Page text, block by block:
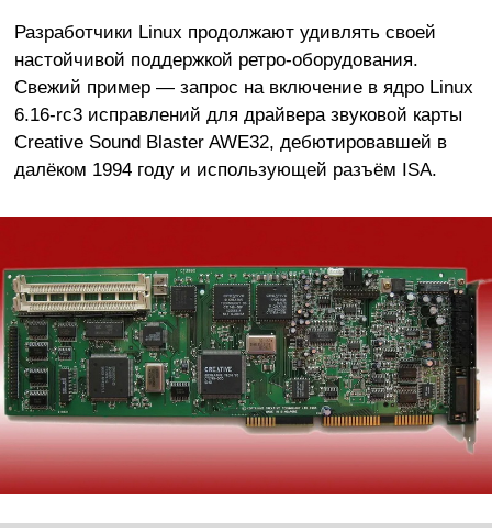
Разработчики Linux продолжают удивлять своей
настойчивой поддержкой ретро-оборудования.
Свежий пример — запрос на включение в ядро Linux
6.16-rc3 исправлений для драйвера звуковой карты
Creative Sound Blaster AWE32, дебютировавшей в
далёком 1994 году и использующей разъём ISA.